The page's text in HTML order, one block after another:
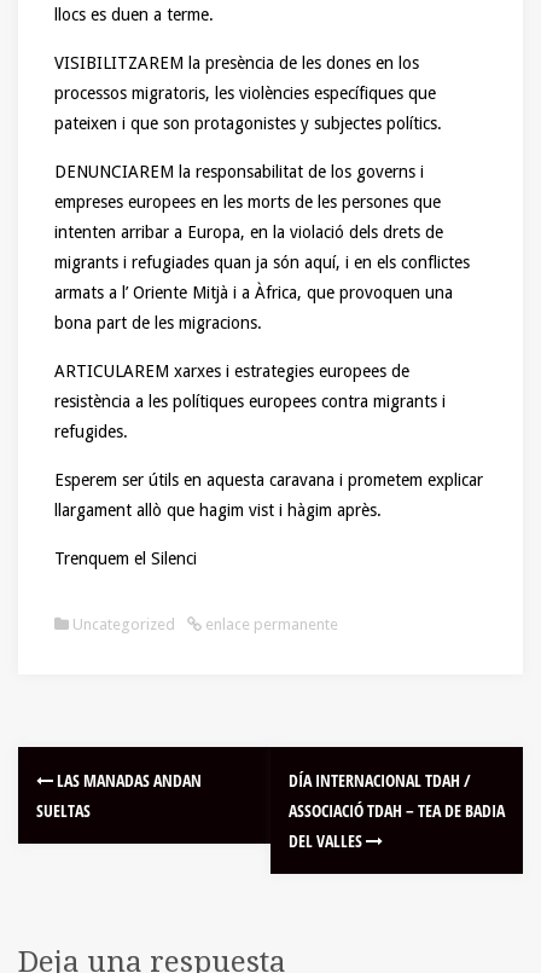
llocs es duen a terme.
VISIBILITZAREM la presència de les dones en los
processos migratoris, les violències específiques que
pateixen i que son protagonistes y subjectes polítics.
DENUNCIAREM la responsabilitat de los governs i
empreses europees en les morts de les persones que
intenten arribar a Europa, en la violació dels drets de
migrants i refugiades quan ja són aquí, i en els conflictes
armats a l’ Oriente Mitjà i a Àfrica, que provoquen una
bona part de les migracions.
ARTICULAREM xarxes i estrategies europees de
resistència a les polítiques europees contra migrants i
refugides.
Esperem ser útils en aquesta caravana i prometem explicar
llargament allò que hagim vist i hàgim après.
Trenquem el Silenci
Uncategorized enlace permanente
LAS MANADAS ANDAN
SUELTAS
DÍA INTERNACIONAL TDAH /
ASSOCIACIÓ TDAH – TEA DE BADIA
DEL VALLES
Deja una respuesta